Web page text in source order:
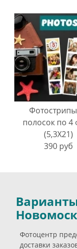
полосок по 4
(5,3Х21)
390 руб
Фотоцентр
доставки